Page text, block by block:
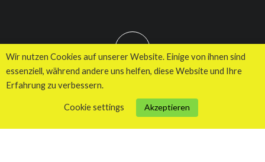
TOP
© 2026 Kuhnes MultiMedia Agentur
Wir nutzen Cookies auf unserer Website. Einige von ihnen sind
essenziell, während andere uns helfen, diese Website und Ihre
Erfahrung zu verbessern.
Cookie settings Akzeptieren